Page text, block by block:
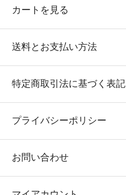
カートを見る
送料とお支払い方法
特定商取引法に基づく表記
プライバシーポリシー
お問い合わせ